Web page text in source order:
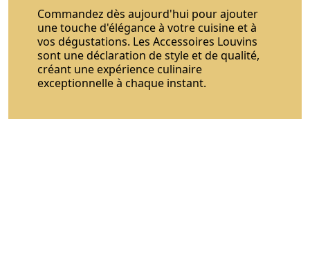
Commandez dès aujourd'hui pour ajouter
une touche d'élégance à votre cuisine et à
vos dégustations. Les Accessoires Louvins
sont une déclaration de style et de qualité,
créant une expérience culinaire
exceptionnelle à chaque instant.